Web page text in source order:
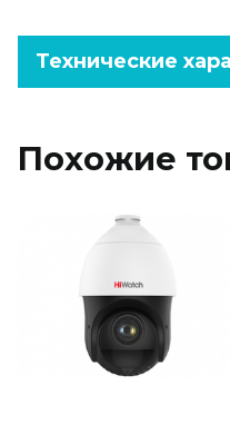
Технические
Похожие